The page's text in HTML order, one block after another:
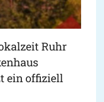
Ruhr
ein offiziell